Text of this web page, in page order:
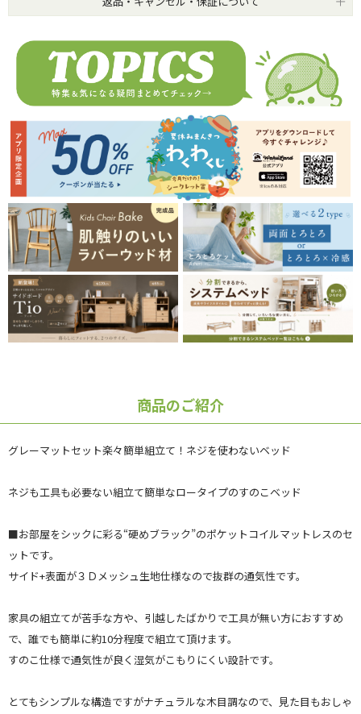
商品のご紹介
グレーマットセット楽々簡単組立て！ネジを使わないベッド
ネジも工具も必要ない組立て簡単なロータイプのすのこベッド
■お部屋をシックに彩る“硬めブラック”のポケットコイルマットレスのセ
ットです。
サイド+表面が３Ｄメッシュ生地仕様なので抜群の通気性です。
家具の組立てが苦手な方や、引越したばかりで工具が無い方におすすめ
で、誰でも簡単に約10分程度で組立て頂けます。
すのこ仕様で通気性が良く湿気がこもりにくい設計です。
とてもシンプルな構造ですがナチュラルな木目調なので、見た目もおしゃ